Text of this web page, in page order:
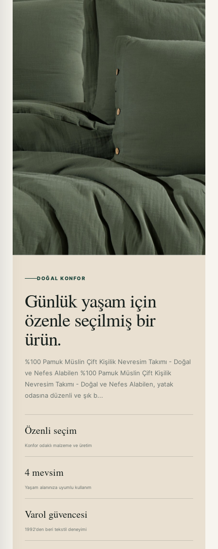
DOĞAL KONFOR
Günlük yaşam için
özenle seçilmiş bir
ürün.
%100 Pamuk Müslin Çift Kişilik Nevresim Takımı - Doğal
ve Nefes Alabilen %100 Pamuk Müslin Çift Kişilik
Nevresim Takımı - Doğal ve Nefes Alabilen, yatak
odasına düzenli ve şık b...
Özenli seçim
Konfor odaklı malzeme ve üretim
4 mevsim
Yaşam alanınıza uyumlu kullanım
Varol güvencesi
1992'den beri tekstil deneyimi